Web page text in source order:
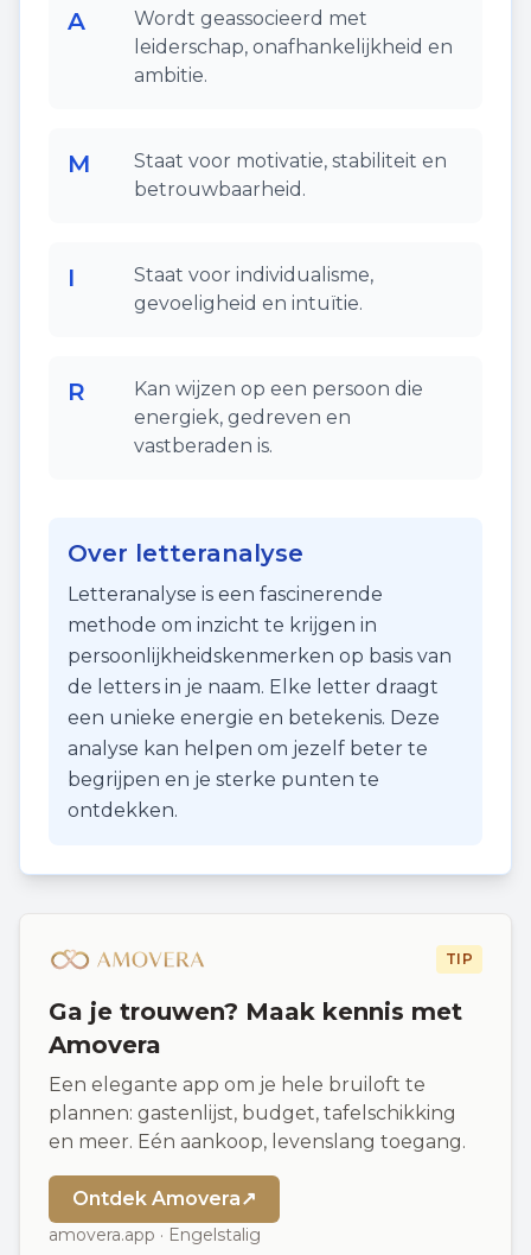
A
Wordt geassocieerd met
leiderschap, onafhankelijkheid en
ambitie.
M
Staat voor motivatie, stabiliteit en
betrouwbaarheid.
I
Staat voor individualisme,
gevoeligheid en intuïtie.
R
Kan wijzen op een persoon die
energiek, gedreven en
vastberaden is.
Over letteranalyse
Letteranalyse is een fascinerende
methode om inzicht te krijgen in
persoonlijkheidskenmerken op basis van
de letters in je naam. Elke letter draagt
een unieke energie en betekenis. Deze
analyse kan helpen om jezelf beter te
begrijpen en je sterke punten te
ontdekken.
TIP
Ga je trouwen? Maak kennis met
Amovera
Een elegante app om je hele bruiloft te
plannen: gastenlijst, budget, tafelschikking
en meer. Eén aankoop, levenslang toegang.
Ontdek Amovera↗
amovera.app · Engelstalig